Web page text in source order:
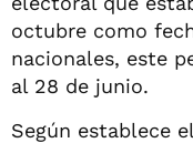
octubre como
nacionales, este
al 28 de junio.
Según establece